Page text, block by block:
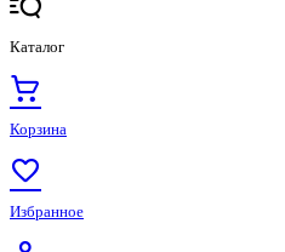
Каталог
Корзина
Избранное